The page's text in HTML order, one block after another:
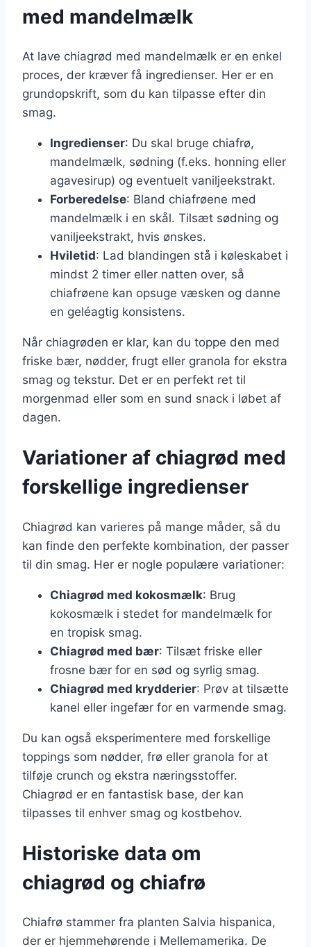
med mandelmælk
At lave chiagrød med mandelmælk er en enkel
proces, der kræver få ingredienser. Her er en
grundopskrift, som du kan tilpasse efter din
smag.
Ingredienser: Du skal bruge chiafrø,
mandelmælk, sødning (f.eks. honning eller
agavesirup) og eventuelt vaniljeekstrakt.
Forberedelse: Bland chiafrøene med
mandelmælk i en skål. Tilsæt sødning og
vaniljeekstrakt, hvis ønskes.
Hviletid: Lad blandingen stå i køleskabet i
mindst 2 timer eller natten over, så
chiafrøene kan opsuge væsken og danne
en geléagtig konsistens.
Når chiagrøden er klar, kan du toppe den med
friske bær, nødder, frugt eller granola for ekstra
smag og tekstur. Det er en perfekt ret til
morgenmad eller som en sund snack i løbet af
dagen.
Variationer af chiagrød med
forskellige ingredienser
Chiagrød kan varieres på mange måder, så du
kan finde den perfekte kombination, der passer
til din smag. Her er nogle populære variationer:
Chiagrød med kokosmælk: Brug
kokosmælk i stedet for mandelmælk for
en tropisk smag.
Chiagrød med bær: Tilsæt friske eller
frosne bær for en sød og syrlig smag.
Chiagrød med krydderier: Prøv at tilsætte
kanel eller ingefær for en varmende smag.
Du kan også eksperimentere med forskellige
toppings som nødder, frø eller granola for at
tilføje crunch og ekstra næringsstoffer.
Chiagrød er en fantastisk base, der kan
tilpasses til enhver smag og kostbehov.
Historiske data om
chiagrød og chiafrø
Chiafrø stammer fra planten Salvia hispanica,
der er hjemmehørende i Mellemamerika. De